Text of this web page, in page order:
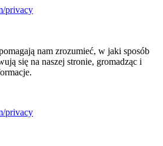
privacy
nam zrozumieć, w jaki sposób
się na naszej stronie, gromadząc i
privacy